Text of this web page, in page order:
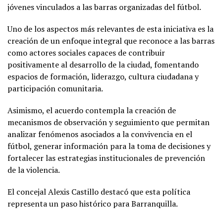
jóvenes vinculados a las barras organizadas del fútbol.
Uno de los aspectos más relevantes de esta iniciativa es la
creación de un enfoque integral que reconoce a las barras
como actores sociales capaces de contribuir
positivamente al desarrollo de la ciudad, fomentando
espacios de formación, liderazgo, cultura ciudadana y
participación comunitaria.
Asimismo, el acuerdo contempla la creación de
mecanismos de observación y seguimiento que permitan
analizar fenómenos asociados a la convivencia en el
fútbol, generar información para la toma de decisiones y
fortalecer las estrategias institucionales de prevención
de la violencia.
El concejal Alexis Castillo destacó que esta política
representa un paso histórico para Barranquilla.